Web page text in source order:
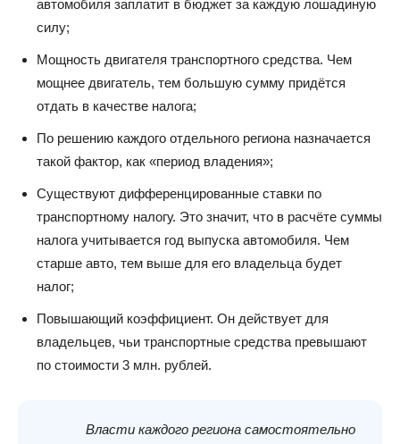
автомобиля заплатит в бюджет за каждую лошадиную
силу;
Мощность двигателя транспортного средства. Чем
мощнее двигатель, тем большую сумму придётся
отдать в качестве налога;
По решению каждого отдельного региона назначается
такой фактор, как «период владения»;
Существуют дифференцированные ставки по
транспортному налогу. Это значит, что в расчёте суммы
налога учитывается год выпуска автомобиля. Чем
старше авто, тем выше для его владельца будет
налог;
Повышающий коэффициент. Он действует для
владельцев, чьи транспортные средства превышают
по стоимости 3 млн. рублей.
Власти каждого региона самостоятельно